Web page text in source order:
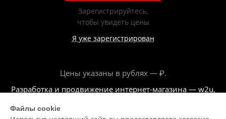
Зарегистрируйтесь,
чтобы увидеть цены
Я уже зарегистрирован
Цены указаны в рублях — ₽.
Разработка и продвижение интернет-магазина — w2u,
Файлы cookie